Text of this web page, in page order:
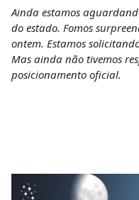
Ainda estamos
do estado. Fomos
ontem. Estamos
Mas ainda não tivemos
posicionamento oficial.